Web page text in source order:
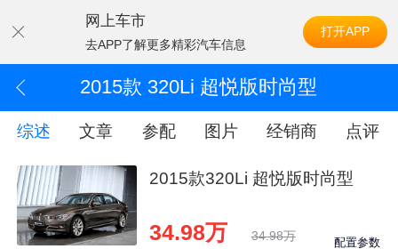
网上车市
去APP了解更多精彩汽车信息
打开APP
2015款 320Li 超悦版时尚型
综述 文章 参配 图片 经销商 点评
2015款320Li 超悦版时尚型
34.98万 34.98万 配置参数